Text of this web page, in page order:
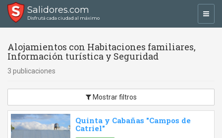
Salidores.com
Disfrutá cada ciudad al máximo
Alojamientos con Habitaciones familiares,
Información turística y Seguridad
3 publicaciones
Mostrar filtros
Quinta y Cabañas "Campos de
Catriel"